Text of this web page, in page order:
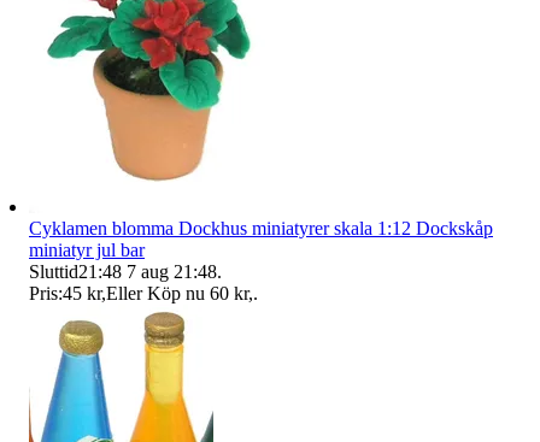
Cyklamen blomma Dockhus miniatyrer skala 1:12 Dockskåp
miniatyr jul bar
Sluttid21:48 7 aug 21:48.
Pris:45 kr,Eller Köp nu 60 kr,.